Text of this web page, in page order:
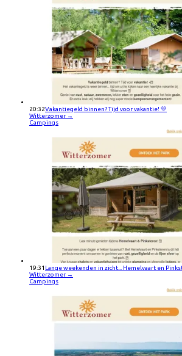
20:32Vakantiegeld binnen? Tijd voor vakantie! 💛
Witterzomer →
Campings
19:31 Lange weekenden in zicht... Hemelvaart en
Witterzomer →
Campings